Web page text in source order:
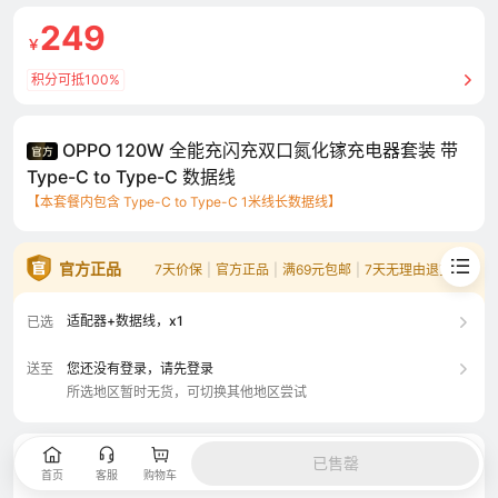
￥249
积分可抵100%
OPPO 120W 全能充闪充双口氮化镓充电器套装 带
Type-C to Type-C 数据线
【本套餐内包含 Type-C to Type-C 1米线长数据线】
官方正品 7天价保 官方正品 满69元包邮 7天无理由退货
已选 适配器+数据线，x1
送至
您还没有登录，请先登录
所选地区暂时无货，可切换其他地区尝试
用户评价（344）
首页 客服 购物车
已售罄